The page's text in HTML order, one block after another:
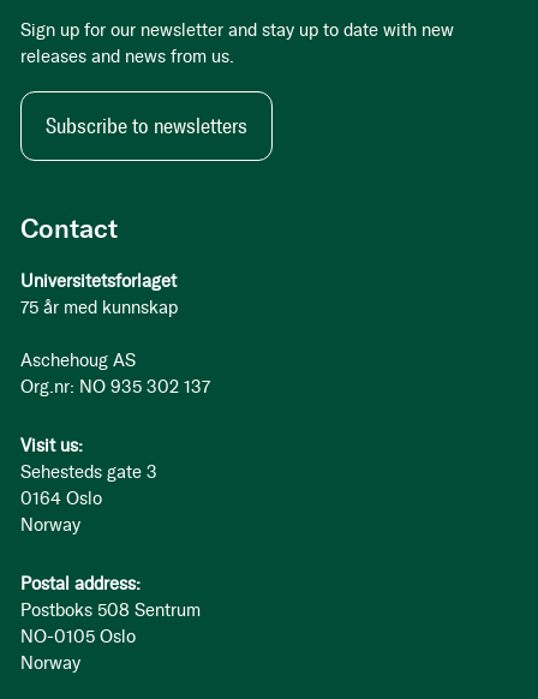
Contact
Universitetsforlaget
75 år med kunnskap
Aschehoug AS
Org.nr: NO 935 302 137
Visit us:
Sehesteds gate 3
0164 Oslo
Norway
Postal address:
Postboks 508 Sentrum
NO-0105 Oslo
Norway
Sign up for our newsletter and stay up to date with new
releases and news from us.
Subscribe to newsletters